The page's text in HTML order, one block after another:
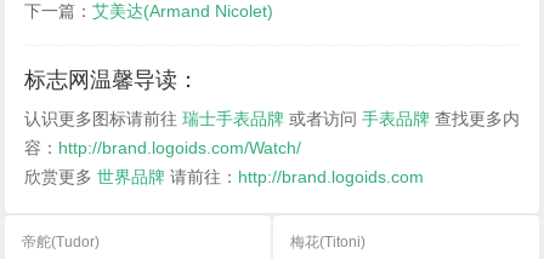
下一篇： 艾美达(Armand Nicolet)
标志网温馨导读：
认识更多图标请前往 瑞士手表品牌 或者访问 手表品牌 查找更多内
容： http://brand.logoids.com/Watch/
欣赏更多 世界品牌 请前往： http://brand.logoids.com
帝舵(Tudor) 梅花(Titoni)